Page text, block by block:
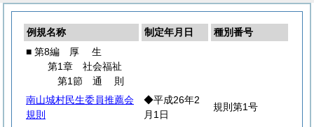
例規名称 制定年月日
種別番号
■ 第8編 厚 生
第1章 社会福祉
第1節 通 則
南山城村民生委員推薦会
規則
◆平成26年2
月1日
規則第1号